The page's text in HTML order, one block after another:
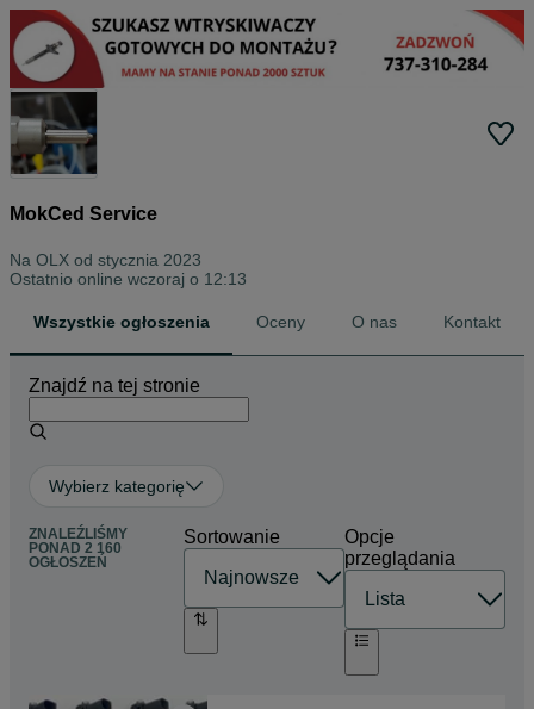
MokCed Service
Na OLX od stycznia 2023
Ostatnio online wczoraj o 12:13
Wszystkie ogłoszenia Oceny O nas Kontakt
Znajdź na tej stronie
Wybierz kategorię
ZNALEŹLIŚMY
PONAD 2 160
OGŁOSZEŃ
Sortowanie
Opcje
przeglądania